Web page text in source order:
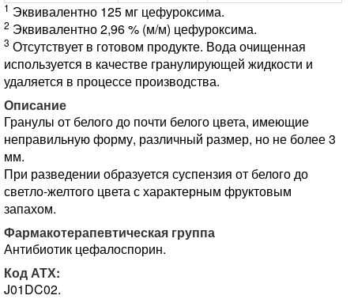
1 Эквивалентно 125 мг цефуроксима.
2 Эквивалентно 2,96 % (м/м) цефуроксима.
3 Отсутствует в готовом продукте. Вода очищенная
используется в качестве гранулирующей жидкости и
удаляется в процессе производства.
Описание
Гранулы от белого до почти белого цвета, имеющие
неправильную форму, различный размер, но не более 3
мм.
При разведении образуется суспензия от белого до
светло-желтого цвета с характерным фруктовым
запахом.
Фармакотерапевтическая группа
Антибиотик цефалоспорин.
Код АТХ:
J01DC02.